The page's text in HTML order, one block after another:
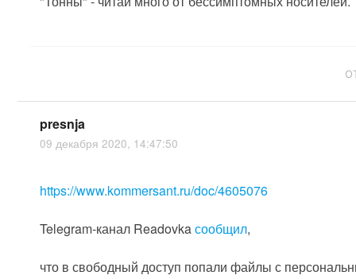
presnja
09 декабря 2020, 14:47:50
https://www.kommersant.ru/doc/4605076
Telegram-канал Readovkaсообщил,
что в свободный доступ попали файлы с